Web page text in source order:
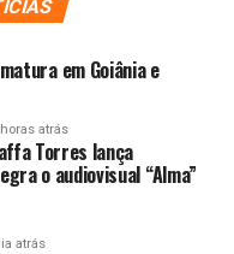
em Goiânia e
atrás
Torres lança
o audiovisual “Alma”
atrás